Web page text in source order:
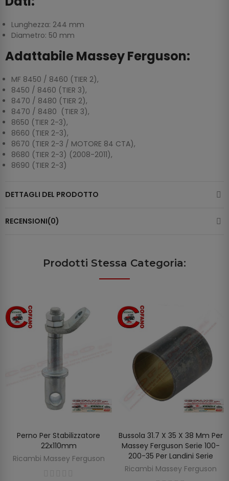
Lunghezza: 244 mm
Diametro: 50 mm
Adattabile Massey Ferguson:
MF 8450 / 8460 (TIER 2),
8450 / 8460 (TIER 3),
8470 / 8480 (TIER 2),
8470 / 8480 (TIER 3),
8650 (TIER 2-3),
8660 (TIER 2-3),
8670 (TIER 2-3 / MOTORE 84 CTA),
8680 (TIER 2-3) (2008-2011),
8690 (TIER 2-3)
DETTAGLI DEL PRODOTTO
RECENSIONI(0)
Prodotti Stessa Categoria:
AGGIUNGI AL CARRELLO
Perno Per Stabilizzatore
22x110mm
Ricambi Massey Ferguson
AGGIUNGI AL CARRELLO
Bussola 31.7 X 35 X 38 Mm Per
Massey Ferguson Serie 100-
200-35 Per Landini Serie
Ricambi Massey Ferguson